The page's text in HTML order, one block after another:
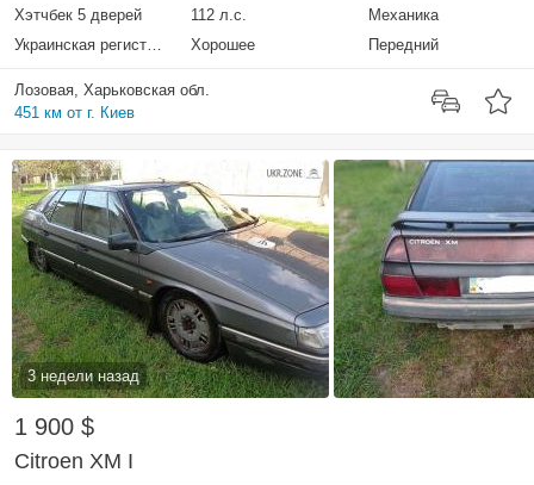
Хэтчбек 5 дверей
112 л.с.
Механика
Украинская регистрация
Хорошее Передний
Лозовая, Харьковская обл.
451 км от г. Киев
3 недели назад
1 900 $
Citroen XM I